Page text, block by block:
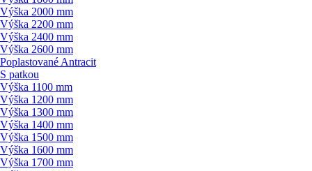
Výška 2000 mm
Výška 2200 mm
Výška 2400 mm
Výška 2600 mm
Poplastované Antracit
S patkou
Výška 1100 mm
Výška 1200 mm
Výška 1300 mm
Výška 1400 mm
Výška 1500 mm
Výška 1600 mm
Výška 1700 mm